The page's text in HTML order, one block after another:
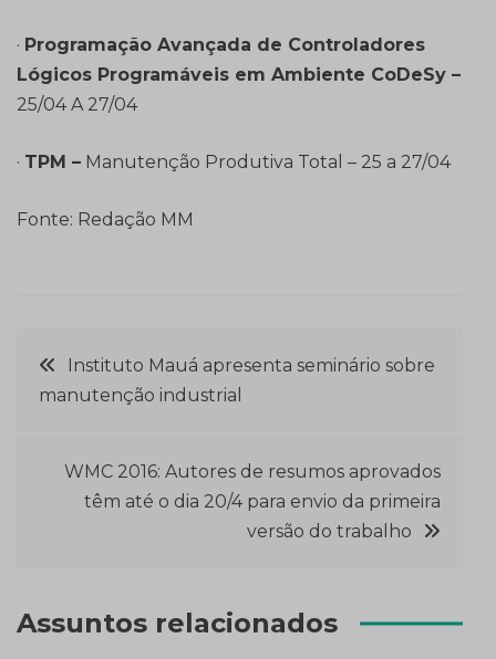
· Programação Avançada de Controladores
Lógicos Programáveis em Ambiente CoDeSy –
25/04 A 27/04
· TPM – Manutenção Produtiva Total – 25 a 27/04
Fonte: Redação MM
Navegação
Post
Instituto Mauá apresenta seminário sobre
manutenção industrial
WMC 2016: Autores de resumos aprovados
têm até o dia 20/4 para envio da primeira
versão do trabalho
Assuntos relacionados